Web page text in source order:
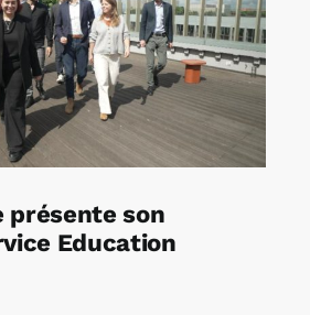
présente son
Education